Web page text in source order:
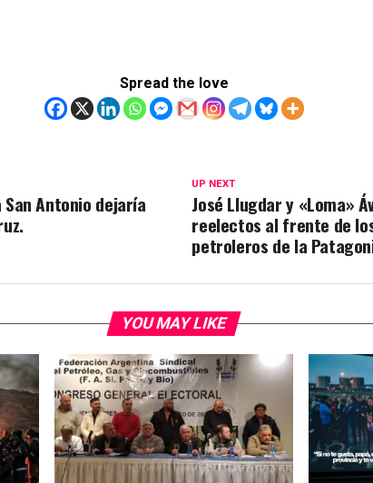
Spread the love
UP NEXT
José Llugdar y «Loma»
reelectos al frente de
petroleros de la
Antonio dejaría
YOU MAY LIKE